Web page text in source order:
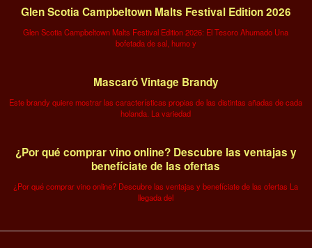
Glen Scotia Campbeltown Malts Festival Edition 2026
Glen Scotia Campbeltown Malts Festival Edition 2026: El Tesoro Ahumado Una
bofetada de sal, humo y
Mascaró Vintage Brandy
Este brandy quiere mostrar las características propias de las distintas añadas de cada
holanda. La variedad
¿Por qué comprar vino online? Descubre las ventajas y
benefíciate de las ofertas
¿Por qué comprar vino online? Descubre las ventajas y benefíciate de las ofertas La
llegada del